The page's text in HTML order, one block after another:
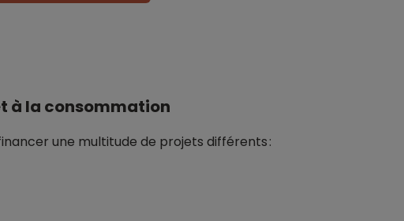
à la consommation
une multitude de projets différents :